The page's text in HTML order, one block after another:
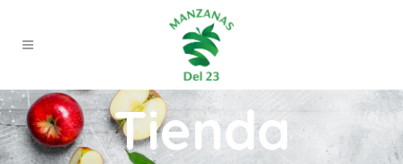
Tienda